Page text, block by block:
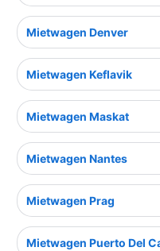
Mietwagen Denver
Mietwagen Keflavik
Mietwagen Maskat
Mietwagen Nantes
Mietwagen Prag
Mietwagen Puerto Del